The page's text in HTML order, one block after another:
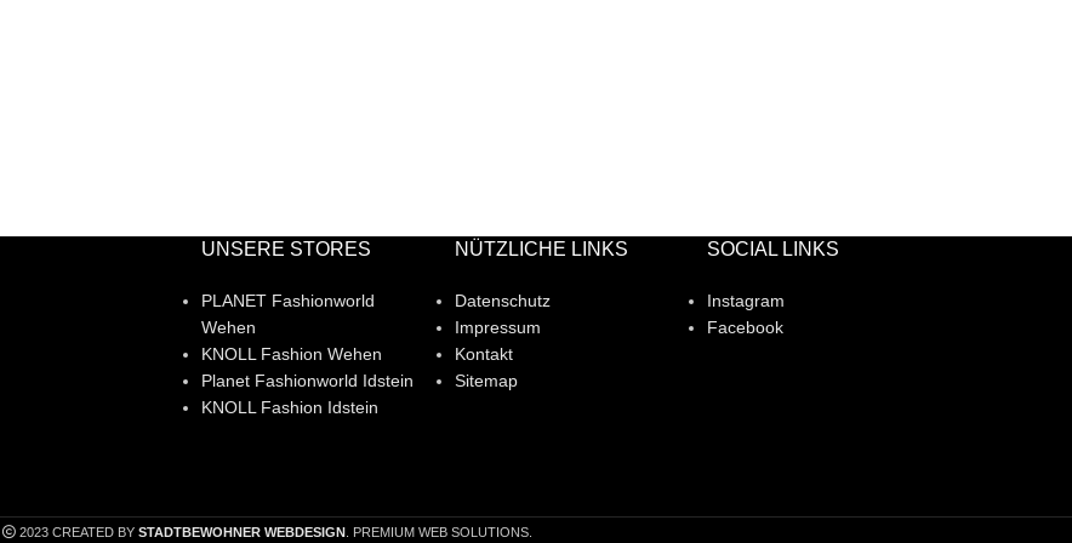
UNSERE STORES
PLANET Fashionworld
Wehen
KNOLL Fashion Wehen
Planet Fashionworld Idstein
KNOLL Fashion Idstein
NÜTZLICHE LINKS
Datenschutz
Impressum
Kontakt
Sitemap
SOCIAL LINKS
Instagram
Facebook
2023 CREATED BY STADTBEWOHNER WEBDESIGN . PREMIUM WEB SOLUTIONS.